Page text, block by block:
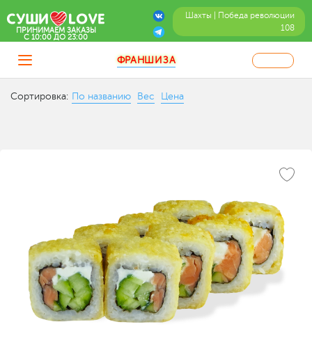
Шахты | Победа революции
108
ПРИНИМАЕМ ЗАКАЗЫ
C 10:00 ДО 23:00
ФРАНШИЗА
Сортировка: По названию Вес Цена